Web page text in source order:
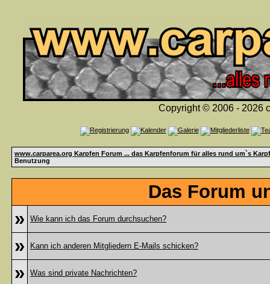
Copyright © 2006 - 2026
www.carparea.org Karpfen Forum ... das Karpfenforum für alles rund um`s
Benutzung
Das Forum
»
Wie kann ich das Forum durchsuchen?
» Kann ich anderen Mitgliedern E-Mails schicken?
» Was sind private Nachrichten?